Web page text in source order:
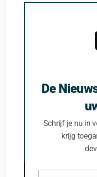
De
Schrijf je nu in
krijg